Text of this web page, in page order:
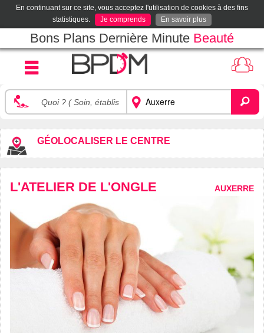
En continuant sur ce site, vous acceptez l'utilisation de cookies à des fins
statistiques.
Je comprends En savoir plus
Bons Plans Dernière Minute Beauté
GÉOLOCALISER LE CENTRE
L'ATELIER DE L'ONGLE AUXERRE